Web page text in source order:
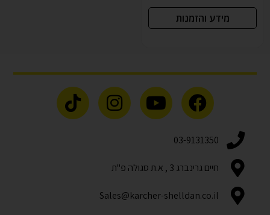
מידע והזמנות
03-9131350
חיים גרינברג 3 , א.ת סגולה פ"ת
Sales@karcher-shelldan.co.il